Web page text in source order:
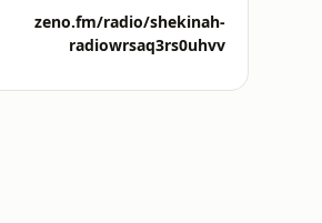
zeno.fm/radio/shekinah-
radiowrsaq3rs0uhvv